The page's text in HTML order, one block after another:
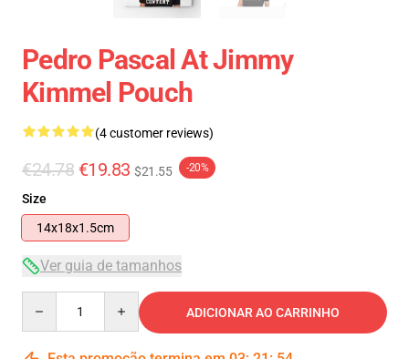
Pedro Pascal At Jimmy
Kimmel Pouch
(4 customer reviews)
€24.78 €19.83 $21.55 -20%
Size
14x18x1.5cm
Ver guia de tamanhos
ADICIONAR AO CARRINHO